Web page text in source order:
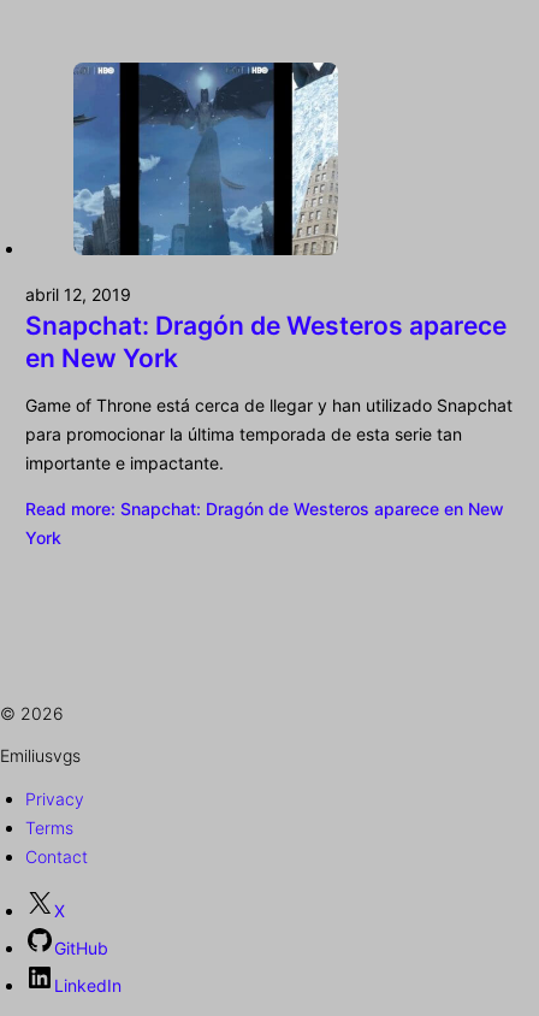
abril 12, 2019
Snapchat: Dragón de Westeros aparece
en New York
Game of Throne está cerca de llegar y han utilizado Snapchat
para promocionar la última temporada de esta serie tan
importante e impactante.
Read more: Snapchat: Dragón de Westeros aparece en New
York
© 2026
Emiliusvgs
Privacy
Terms
Contact
X
GitHub
LinkedIn